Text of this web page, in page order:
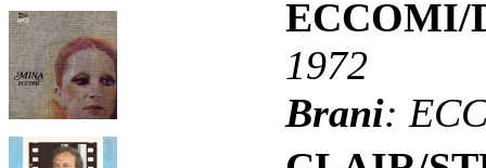
ECCOMI/
1972
Brani: